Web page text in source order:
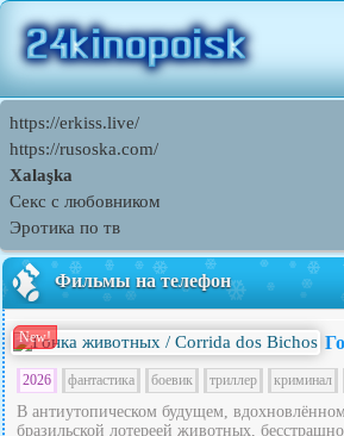
https://erkiss.live/
https://rusoska.com/
Xalaşka
Секс с любовником
Эротика по тв
Фильмы на телефон
New!
2026 фантастика боевик триллер криминал
В антиутопическом будущем,
бразильской лотереей животных,